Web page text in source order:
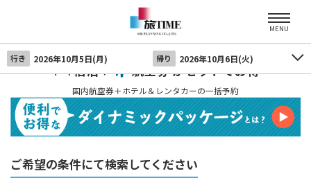
MENU
行き 2026年10月5日(月) 帰り 2026年10月6日(火)
宿泊＋ 航空券 がセットでお得
国内航空券＋ホテル＆レンタカーの一括予約
ご希望の条件にて検索してください